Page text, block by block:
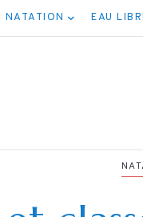
NATATION EAU